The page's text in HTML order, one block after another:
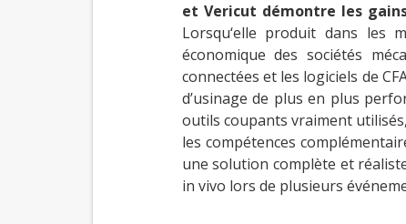
et Vericut démontre les
Lorsqu‘elle produit dans les
économique des sociétés
connectées et les logiciels de
d’usinage de plus en plus
outils coupants vraiment
les compétences
une solution complète et
in vivo lors de plusieurs